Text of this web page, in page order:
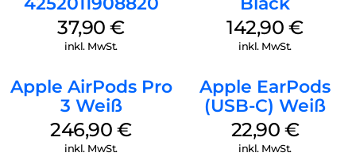
37,90€
inkl. MwSt.
142,90€
inkl. MwSt.
Apple AirPods Pro
3 Weiß
246,90€
inkl. MwSt.
Apple EarPods
(USB-C) Weiß
22,90 €
inkl. MwSt.